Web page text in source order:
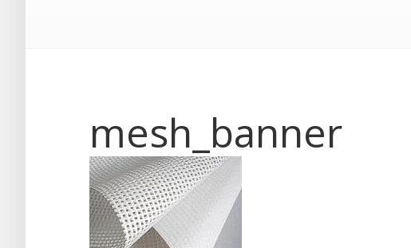
mesh_banner